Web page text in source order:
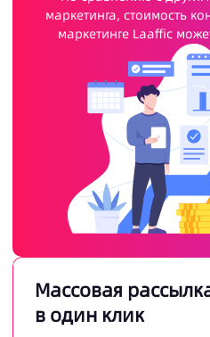
маркетинга, стоимость
маркетинге Laaffic
Массовая
в один клик